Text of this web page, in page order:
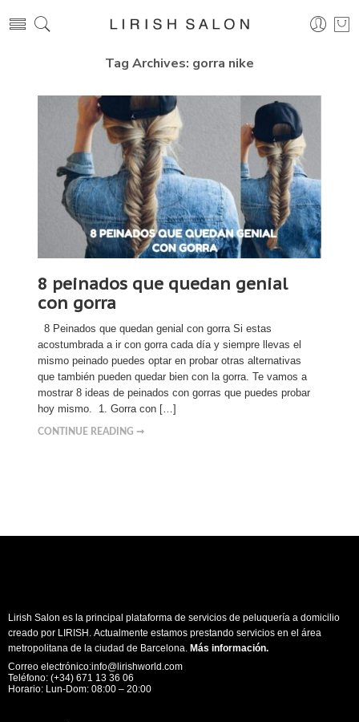
Tag Archives: gorra nike
8 peinados que quedan genial
con gorra
8 Peinados que quedan genial con gorra Si estas
acostumbrada a ir con gorra cada día y siempre llevas el
mismo peinado puedes optar en probar otras alternativas
que también pueden quedar bien con la gorra. Te vamos a
mostrar 8 ideas de peinados con gorras que puedes probar
hoy mismo. 1. Gorra con […]
CONTINUE READING ➞
Lirish Salon es la principal plataforma de servicios de peluquería a domicilio
creado por LIRISH. Actualmente estamos prestando servicios en el área
metropolitana de la ciudad de Barcelona. Más información.
Correo electrónico:info@lirishworld.com
Teléfono: (+34) 671 13 36 06
Horario: Lun-Dom: 08:00 – 20:00